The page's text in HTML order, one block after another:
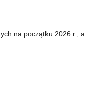
na początku 2026 r., a